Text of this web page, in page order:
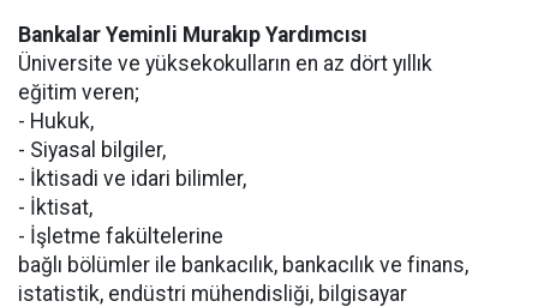
Bankalar Yeminli Murakıp Yardımcısı
Üniversite ve yüksekokulların en az dört yıllık
eğitim veren;
- Hukuk,
- Siyasal bilgiler,
- İktisadi ve idari bilimler,
- İktisat,
- İşletme fakültelerine
bağlı bölümler ile bankacılık, bankacılık ve finans,
istatistik, endüstri mühendisliği, bilgisayar